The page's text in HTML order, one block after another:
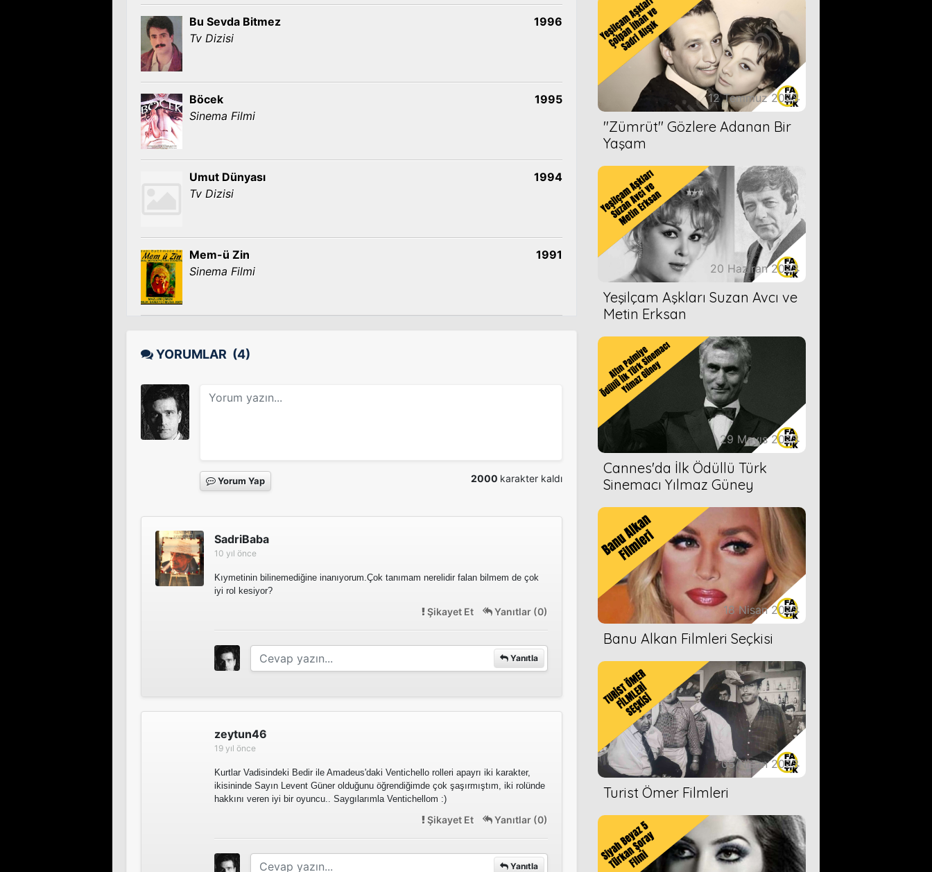
Bu Sevda Bitmez
Tv Dizisi
1996
Böcek
Sinema Filmi
1995
Umut Dünyası
Tv Dizisi
1994
Mem-ü Zin
Sinema Filmi
1991
YORUMLAR (4)
Yorum Yap 2000 karakter kaldı
SadriBaba
10 yıl önce
Kıymetinin bilinemediğine inanıyorum.Çok tanımam nerelidir falan bilmem de çok
iyi rol kesiyor?
Şikayet Et Yanıtlar (0)
Yanıtla
zeytun46
19 yıl önce
Kurtlar Vadisindeki Bedir ile Amadeus'daki Ventichello rolleri apayrı iki karakter,
ikisininde Sayın Levent Güner olduğunu öğrendiğimde çok şaşırmıştım, iki rolünde
hakkını veren iyi bir oyuncu.. Saygılarımla Ventichellom :)
Şikayet Et Yanıtlar (0)
Yanıtla
ÖNERİMİZ
12 Temmuz 2023
''Zümrüt'' Gözlere Adanan Bir
Yaşam
20 Haziran 2023
Yeşilçam Aşkları Suzan Avcı ve
Metin Erksan
29 Mayıs 2023
Cannes'da İlk Ödüllü Türk
Sinemacı Yılmaz Güney
18 Nisan 2023
Banu Alkan Filmleri Seçkisi
05 Nisan 2023
Turist Ömer Filmleri